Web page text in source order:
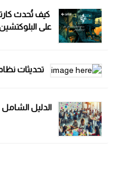
كيف تُحدث
على
تحديثات نظام
الدليل